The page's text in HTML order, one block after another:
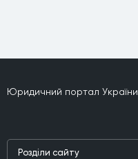
Юридичний портал України
Роздiли сайту